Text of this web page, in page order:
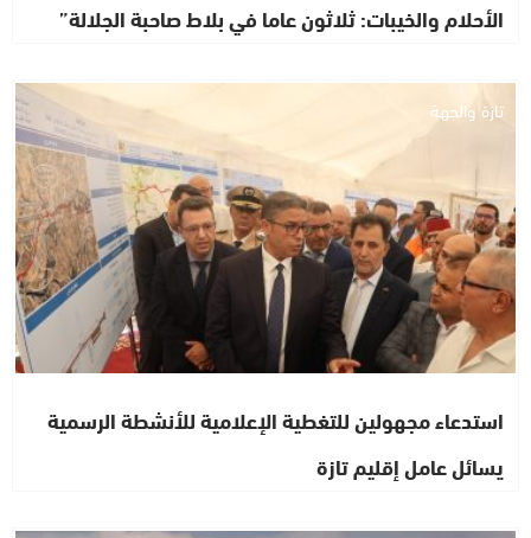
الأحلام والخيبات: ثلاثون عاما في بلاط صاحبة الجلالة”
تازة والجهة
استدعاء مجهولين للتغطية الإعلامية للأنشطة الرسمية
يسائل عامل إقليم تازة